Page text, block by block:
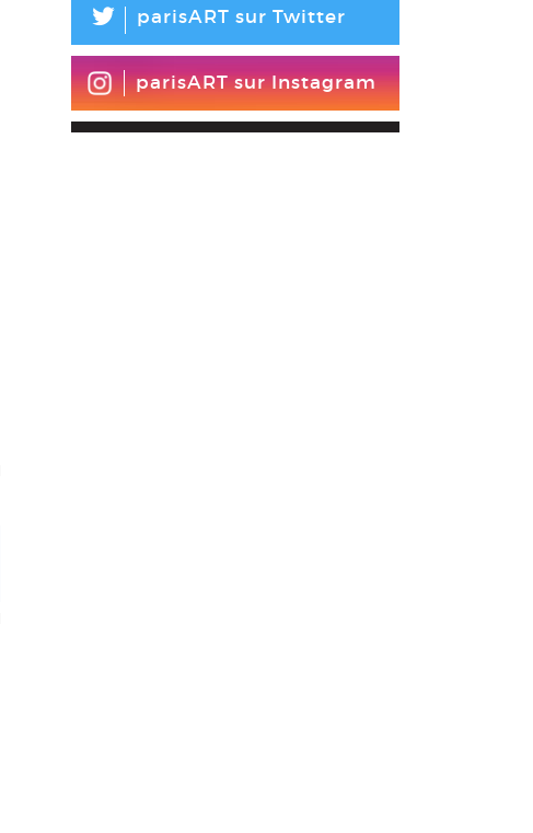
L parisART sur Twitter
parisART sur Instagram